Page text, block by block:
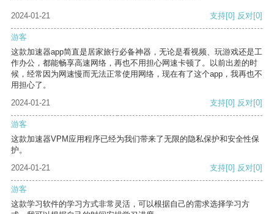
2024-01-21 支持[0] 反对[0]
游客
这款加速器app简直是居家旅行必备神器，无论是看视频、玩游戏还是工
作办公，都能畅享高速网络，再也不用担心网速卡顿了。以前出差的时
候，经常因为网速慢而无法正常使用网络，现在有了这个app，我再也不
用担心了。
2024-01-21
支持[0] 反对[0]
游客
这款加速器VPM应用程序已经为我们带来了无限的隐私保护和安全性保
护。
2024-01-21
支持[0] 反对[0]
游客
这款学习软件的学习方式非常灵活，可以根据自己的需求选择学习方